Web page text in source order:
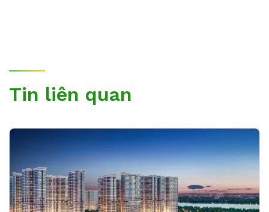
Tin liên quan